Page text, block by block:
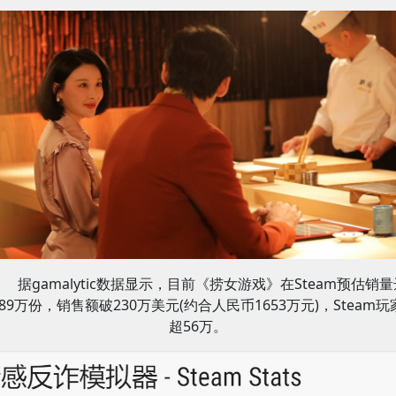
据gamalytic数据显示，目前《捞女游戏》在Steam预估销
万份，销售额破230万美元(约合人民币1653万元)，Steam玩
超56万。